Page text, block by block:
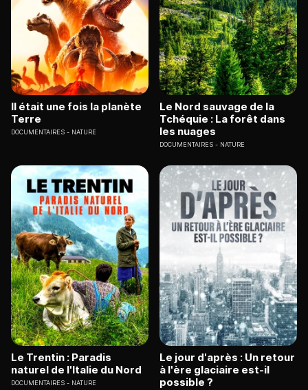
Il était une fois la planète
Terre
DOCUMENTAIRES NATURE
Le Nord sauvage de la
Tchéquie : La forêt dans
les nuages
DOCUMENTAIRES NATURE
Le Trentin : Paradis
naturel de l'Italie du Nord
DOCUMENTAIRES NATURE
Le jour d'après : Un retour
à l'ère glaciaire est-il
possible ?